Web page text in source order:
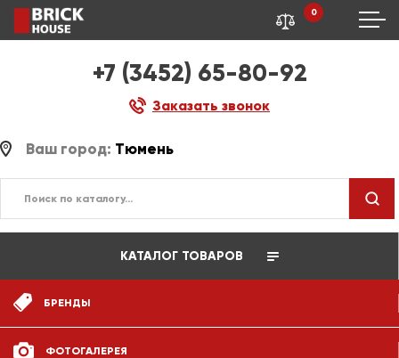
+7 (3452) 65-80-92
Заказать звонок
0
Ваш город: Тюмень
КАТАЛОГ ТОВАРОВ
БРЕНДЫ
ФОТОГАЛЕРЕЯ